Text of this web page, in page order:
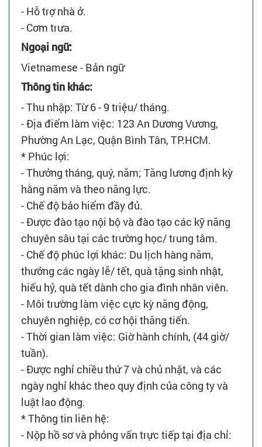
- Hỗ trợ nhà ở.
- Cơm trưa.
Ngoại ngữ:
Vietnamese - Bản ngữ
Thông tin khác:
- Thu nhập: Từ 6 - 9 triệu/ tháng.
- Địa điểm làm việc: 123 An Dương Vương,
Phường An Lạc, Quận Bình Tân, TP.HCM.
* Phúc lợi:
- Thưởng tháng, quý, năm; Tăng lương định kỳ
hằng năm và theo năng lực.
- Chế độ bảo hiểm đầy đủ.
- Được đào tạo nội bộ và đào tạo các kỹ năng
chuyên sâu tại các trường học/ trung tâm.
- Chế độ phúc lợi khác: Du lịch hàng năm,
thưởng các ngày lễ/ tết, quà tặng sinh nhật,
hiếu hỷ, quà tết dành cho gia đình nhân viên.
- Môi trường làm việc cực kỳ năng động,
chuyên nghiệp, có cơ hội thăng tiến.
- Thời gian làm việc: Giờ hành chính, (44 giờ/
tuần).
- Được nghỉ chiều thứ 7 và chủ nhật, và các
ngày nghỉ khác theo quy định của công ty và
luật lao động.
* Thông tin liên hệ:
- Nộp hồ sơ và phỏng vấn trực tiếp tại địa chỉ: